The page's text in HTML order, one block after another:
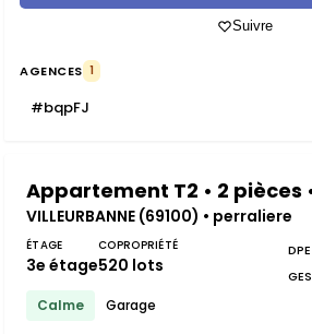
Suivre
AGENCES 1
#bqpFJ
Appartement T2 • 2 pièces
VILLEURBANNE (69100) • perraliere
ÉTAGE
3e étage
COPROPRIÉTÉ
520 lots
Calme Garage
DPE
GES